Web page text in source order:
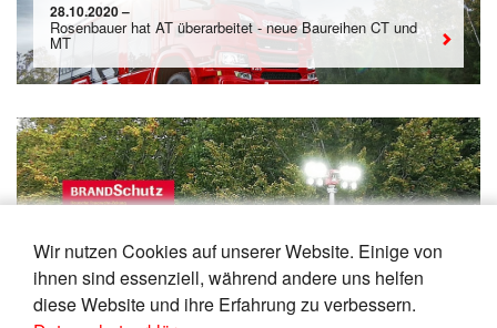
Wir nutzen Cookies auf unserer Website. Einige von
ihnen sind essenziell, während andere uns helfen
diese Website und ihre Erfahrung zu verbessern.
28.10.2020 –
Rosenbauer hat AT überarbeitet - neue Baureihen CT und
MT
27.10.2020 – Ulm
Magirus hat TLF 4000 überarbeitet